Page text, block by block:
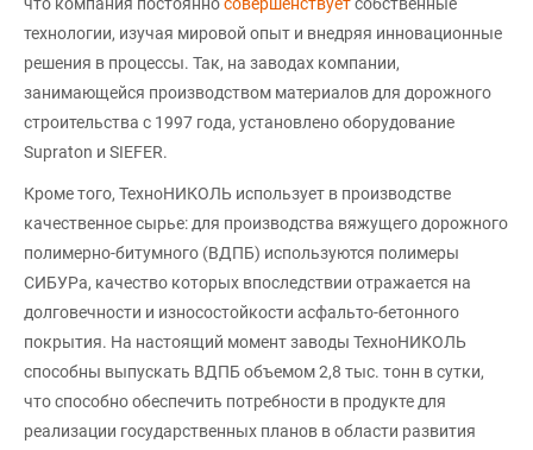
технологии, изучая мировой опыт и внедряя инновационные
решения в процессы. Так, на заводах компании,
занимающейся производством материалов для дорожного
строительства с 1997 года, установлено оборудование
Supraton и SIEFER.
Кроме того, ТехноНИКОЛЬ использует в производстве
качественное сырье: для производства вяжущего дорожного
полимерно-битумного (ВДПБ) используются полимеры
СИБУРа, качество которых впоследствии отражается на
долговечности и износостойкости асфальто-бетонного
покрытия. На настоящий момент заводы ТехноНИКОЛЬ
способны выпускать ВДПБ объемом 2,8 тыс. тонн в сутки,
что способно обеспечить потребности в продукте для
реализации государственных планов в области развития